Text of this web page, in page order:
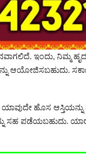
ಇಂದು,
ಆಯೋಜಿಸಬಹುದು.
ಹೊಸ
ಸಹ ಪಡೆಯಬಹುದು.